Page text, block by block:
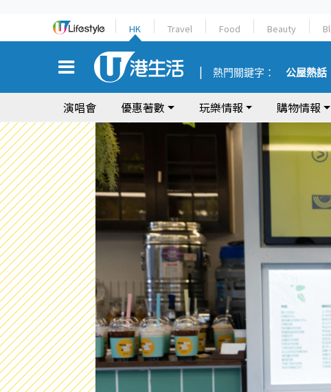
HK Travel Food Beauty
熱門關鍵字： 公屋熱話
演唱會 優惠著數 玩樂情報 購物情報